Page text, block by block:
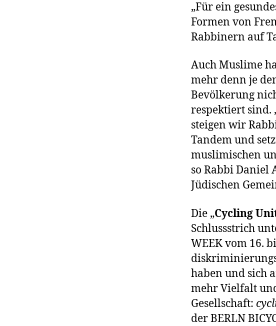
„Für ein
Formen von
Rabbinern auf
Auch Muslime
mehr denn je
Bevölkerung
respektiert sind.
steigen wir
Tandem und
muslimischen
so Rabbi Daniel
Jüdischen
Die „Cycling
Schlussstrich
WEEK vom 16.
haben und sich
mehr Vielfalt
Gesellschaft:
der BERLN